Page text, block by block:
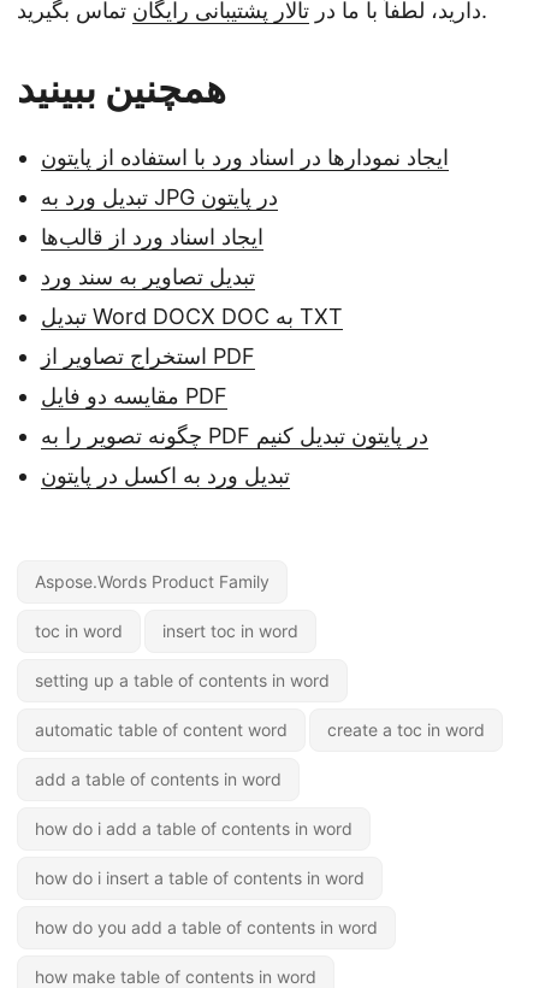
دارید، لطفاً با ما در تالار پشتیبانی رایگان تماس بگیرید.
همچنین ببینید
ایجاد نمودارها در اسناد ورد با استفاده از پایتون
تبدیل ورد به JPG در پایتون
ایجاد اسناد ورد از قالب‌ها
تبدیل تصاویر به سند ورد
تبدیل Word DOCX DOC به TXT
استخراج تصاویر از PDF
مقایسه دو فایل PDF
چگونه تصویر را به PDF در پایتون تبدیل کنیم
تبدیل ورد به اکسل در پایتون
Aspose.Words Product Family
toc in word insert toc in word
setting up a table of contents in word
automatic table of content word create a toc in word
add a table of contents in word
how do i add a table of contents in word
how do i insert a table of contents in word
how do you add a table of contents in word
how make table of contents in word